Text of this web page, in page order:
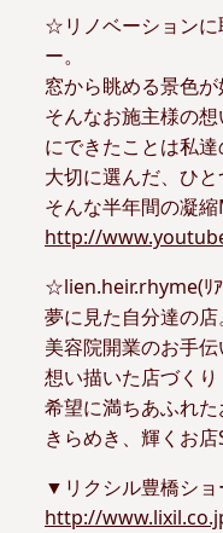
☆リノベーションに
ー。
窓から眺める景色が
そんなお施主様の
にできたことは私達
大切に選んだ、ひ
そんな半年間の凝
http://
☆lien.heir.rhyme(ﾘｱ
夢に見た自分達の店。
美容院開業のお手
想い描いた店づくり
希望に満ちあふれた
きらめき、輝くお
▼リクシル豊橋ショ
http://